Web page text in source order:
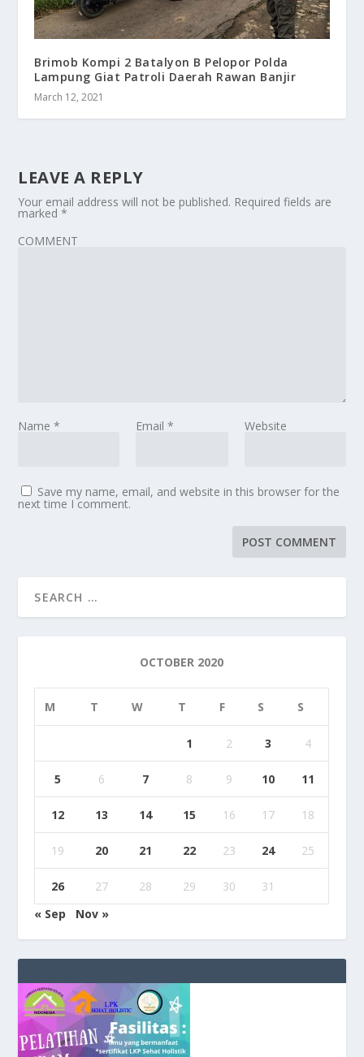
Brimob Kompi 2 Batalyon B Pelopor Polda
Lampung Giat Patroli Daerah Rawan Banjir
March 12, 2021
LEAVE A REPLY
Your email address will not be published. Required fields are
marked*
COMMENT
Name* Email * Website
Save my name, email, and website in this browser for the
next time I comment.
OCTOBER 2020
M T W T F S S
1 2 3 4
5 6 7 8 9 10 11
12 13 14 15 16 17 18
19 20 21 22 23 24 25
26 27 28 29 30
31
« Sep
Nov »